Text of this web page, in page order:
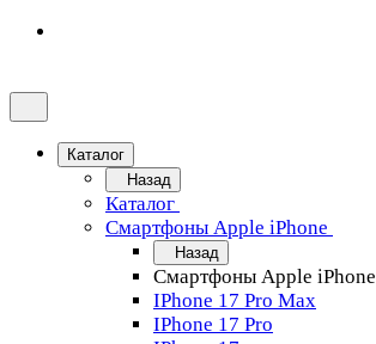
Каталог
Назад
Каталог
Смартфоны Apple iPhone
Назад
Смартфоны Apple iPhone
IPhone 17 Pro Max
IPhone 17 Pro